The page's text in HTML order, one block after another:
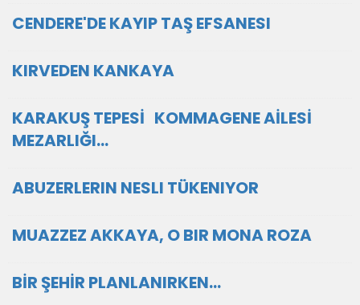
CENDERE'DE KAYIP TAŞ EFSANESI
KIRVEDEN KANKAYA
KARAKUŞ TEPESİ KOMMAGENE AİLESİ
MEZARLIĞI…
ABUZERLERIN NESLI TÜKENIYOR
MUAZZEZ AKKAYA, O BIR MONA ROZA
BİR ŞEHİR PLANLANIRKEN...